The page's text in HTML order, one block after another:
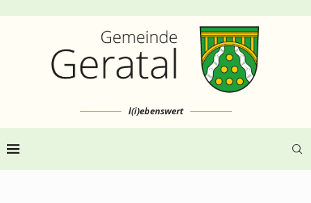
l(i)ebenswert